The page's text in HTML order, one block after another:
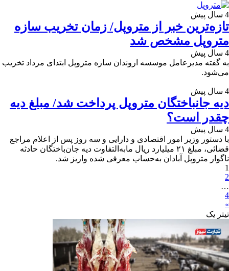
4 سال پیش
تازه‌ترین خبر از متروپل/ زمان تخریب سازه
متروپل مشخص شد
4 سال پیش
به گفته مدیرعامل موسسه اروندان سازه متروپل ابتدای مرداد تخریب
می‌شود.
4 سال پیش
دیه جانباختگان متروپل پرداخت شد/ مبلغ دیه
چقدر است؟
4 سال پیش
با دستور وزیر امور اقتصادی و دارایی و سه روز پس از اعلام مراجع
قضائی، مبلغ ۲۱ میلیارد ریال مابه‌التفاوت دیه جان‌باختگان حادثه
ناگوار متروپل آبادان به‌حساب معرفی شده واریز شد.
1
2
…
4
»
تیترِ یک